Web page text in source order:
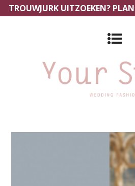
TROUWJURK UITZOEKEN?
Grote Maten